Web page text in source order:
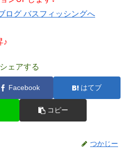
♪
シェアする
Facebook はてブ
コピー
つかじー